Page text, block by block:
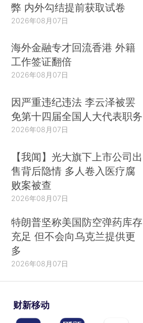
弊 内外勾结提前获取试卷
2026年08月07日
海外金融专才回流香港 外籍
工作签证翻倍
2026年08月07日
因严重违纪违法 李云泽被罢
免第十四届全国人大代表职务
2026年08月07日
【我闻】光大旗下上市公司出
售背后隐情 多人卷入医疗腐
败案被查
2026年08月07日
特朗普坚称美国防空弹药库存
充足 但不会向乌克兰提供更
多
2026年08月07日
财新移动